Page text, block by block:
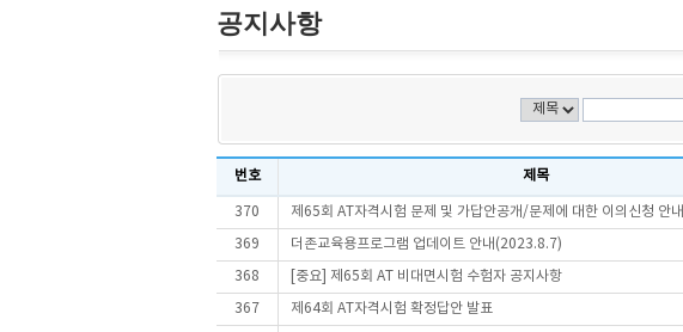
공지사항
번호 제목
370 제65회 AT자격시험 문제 및 가답안공개/문제에 대한 이의신청 안내
369 더존교육용프로그램 업데이트 안내(2023.8.7)
368 [중요] 제65회 AT 비대면시험 수험자 공지사항
367 제64회 AT자격시험 확정답안 발표